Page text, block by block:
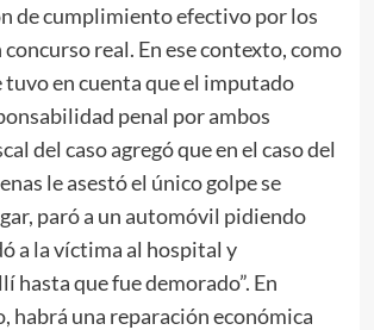
de cumplimiento efectivo por los
concurso real. En ese contexto, como
tuvo en cuenta que el imputado
penal por ambos
del caso agregó que en el caso del
le asestó el único golpe se
paró a un automóvil pidiendo
a la víctima al hospital y
hasta que fue demorado”. En
habrá una reparación económica